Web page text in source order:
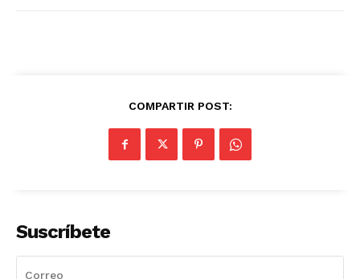
COMPARTIR POST:
Suscríbete